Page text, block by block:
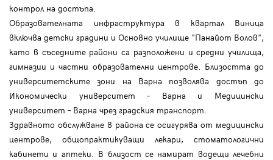
контрол на достъпа.
Образователната инфраструктура в квартал Виница
включва детски градини и Основно училище "Панайот Волов",
като в съседните райони са разположени и средни училища,
гимназии и частни образователни центрове. Близостта до
университетските зони на Варна позволява достъп до
Икономически университет – Варна и Медицински
университет – Варна чрез градския транспорт.
Здравното обслужване в района се осигурява от медицински
центрове, общопрактикуващи лекари, стоматологични
кабинети и аптеки. В близост се намират водещи лечебни